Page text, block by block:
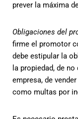
prever la máxima
Obligaciones del
firme el promotor
debe estipular la
la propiedad, de
empresa, de
como multas por